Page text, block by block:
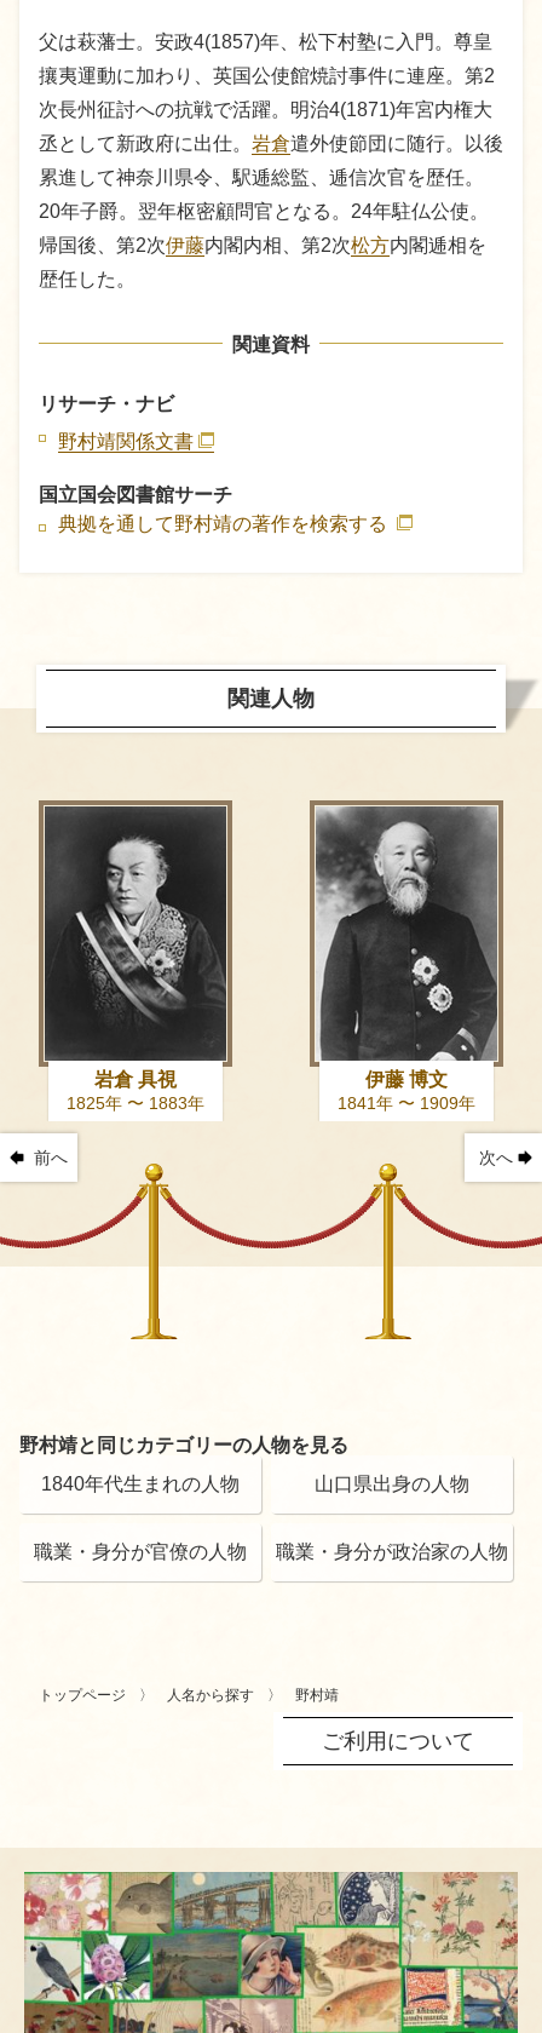
父は萩藩士。安政4(1857)年、松下村塾に入門。尊皇
攘夷運動に加わり、英国公使館焼討事件に連座。第2
次長州征討への抗戦で活躍。明治4(1871)年宮内権大
丞として新政府に出仕。 岩倉遣外使節団に随行。以後
累進して神奈川県令、駅逓総監、逓信次官を歴任。
20年子爵。翌年枢密顧問官となる。24年駐仏公使。
帰国後、第2次伊藤内閣内相、第2次松方内閣逓相を
歴任した。
関連資料
リサーチ・ナビ
野村靖関係文書
国立国会図書館サーチ
典拠を通して野村靖の著作を検索する
関連人物
前へ
岩倉 具視
1825年 〜 1883年
伊藤 博文
1841年 〜 1909年
次へ
野村靖と同じカテゴリーの人物を見る
1840年代生まれの人物
山口県出身の人物
職業・身分が官僚の人物 職業・身分が政治家の人物
トップページ 人名から探す 野村靖
ご利用について